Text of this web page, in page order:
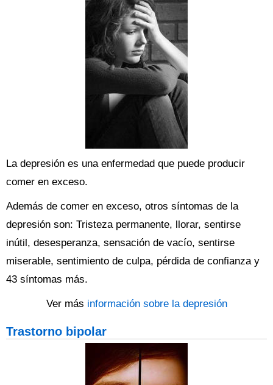
La depresión es una enfermedad que puede producir
comer en exceso.
Además de comer en exceso, otros síntomas de la
depresión son: Tristeza permanente, llorar, sentirse
inútil, desesperanza, sensación de vacío, sentirse
miserable, sentimiento de culpa, pérdida de confianza y
43 síntomas más.
Ver más información sobre la depresión
Trastorno bipolar